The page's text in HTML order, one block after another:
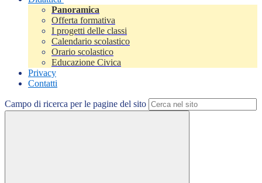
Panoramica
Offerta formativa
I progetti delle classi
Calendario scolastico
Orario scolastico
Educazione Civica
Privacy
Contatti
Campo di ricerca per le pagine del sito